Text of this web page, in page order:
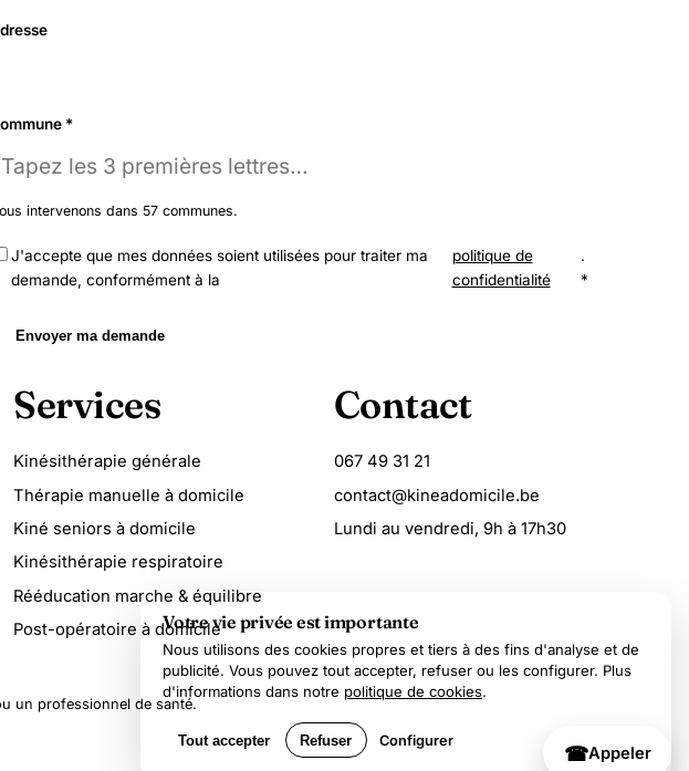
*
intervenons dans 57 communes.
J'accepte que mes données soient utilisées pour traiter ma
demande, conformément à la
politique de
confidentialité
.
*
Envoyer ma demande
Services
Kinésithérapie générale
Thérapie manuelle à domicile
Kiné seniors à domicile
Kinésithérapie respiratoire
Rééducation marche & équilibre
Post-opératoire à domicile
Contact
067 49 31 21
contact@kineadomicile.be
Lundi au vendredi, 9h à 17h30
un professionnel de santé.
☎Appeler
Votre vie privée est importante
Nous utilisons des cookies propres et tiers à des fins d'analyse et de
publicité. Vous pouvez tout accepter, refuser ou les configurer. Plus
d'informations dans notre politique de cookies.
Tout accepter Refuser Configurer